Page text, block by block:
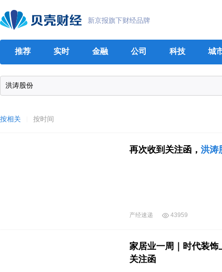
新京报旗下财经品牌
推荐 实时 金融 公司 科技 城
按相关 按时间
再次收到关注函， 洪涛
产经速递 43959
家居业一周｜时代装饰
关注函